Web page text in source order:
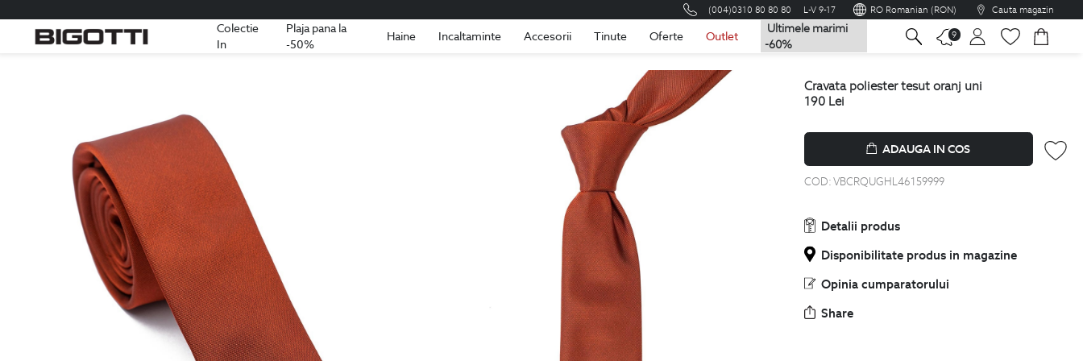
(004)0310 80 80 80 L-V 9-17 RO Romanian (RON) Cauta magazin
Colectie
In
Plaja pana la
-50%
Haine Incaltaminte Accesorii Tinute Oferte Outlet
Ultimele marimi
-60%
9
Romania Romana
cravata poliester tesut oranj uni
190 Lei
ADAUGA IN COS
COD:VBCRQUGHL46159999
Detalii produs
Disponibilitate produs in magazine
Opinia cumparatorului
Share